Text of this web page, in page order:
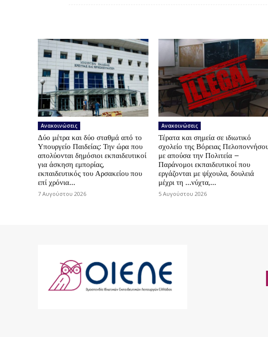
Ανακοινώσεις
Δύο μέτρα και δύο σταθμά από το
Υπουργείο Παιδείας: Την ώρα που
απολύονται δημόσιοι εκπαιδευτικοί
για άσκηση εμπορίας,
εκπαιδευτικός του Αρσακείου που
επί χρόνια...
7 Αυγούστου 2026
Ανακοινώσεις
Τέρατα και σημεία σε ιδιωτικό
σχολείο της Βόρειας
με απούσα την Πολιτεία –
Παράνομοι εκπαιδευτικοί που
εργάζονται με ψίχουλα, δουλειά
μέχρι τη …νύχτα,...
5 Αυγούστου 2026